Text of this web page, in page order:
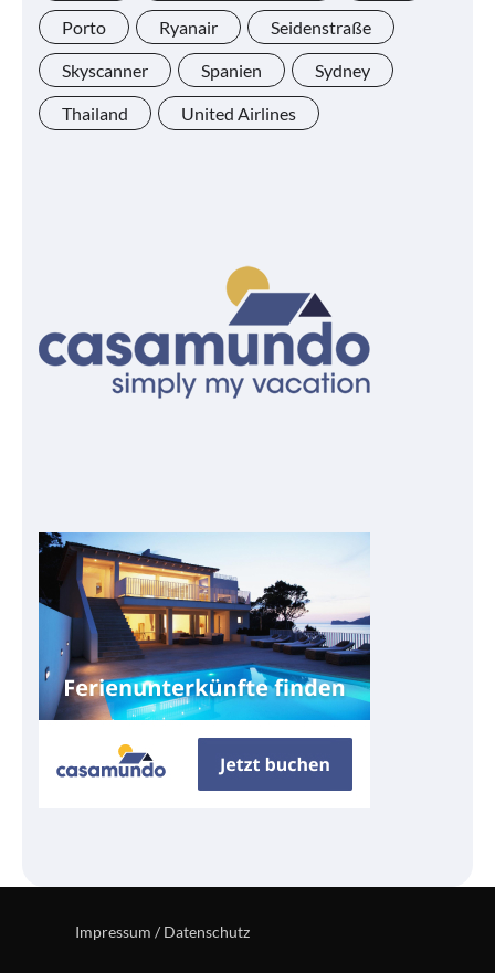
Porto Ryanair Seidenstraße
Skyscanner Spanien Sydney
Thailand United Airlines
Impressum / Datenschutz